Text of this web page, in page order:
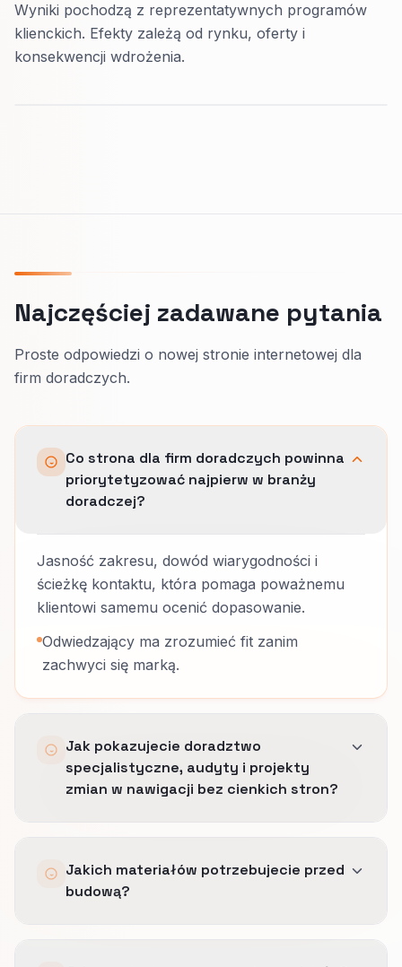
Wyniki pochodzą z reprezentatywnych programów
klienckich. Efekty zależą od rynku, oferty i
konsekwencji wdrożenia.
Najczęściej zadawane pytania
Proste odpowiedzi o nowej stronie internetowej dla
firm doradczych.
Co strona dla firm doradczych powinna
priorytetyzować najpierw w branży
doradczej?
Jasność zakresu, dowód wiarygodności i
ścieżkę kontaktu, która pomaga poważnemu
klientowi samemu ocenić dopasowanie.
Odwiedzający ma zrozumieć fit zanim
zachwyci się marką.
Jak pokazujecie doradztwo
specjalistyczne, audyty i projekty
zmian w nawigacji bez cienkich stron?
własne URL-e, scalając słabe nakładki.
Jakich materiałów potrzebujecie przed
budową?